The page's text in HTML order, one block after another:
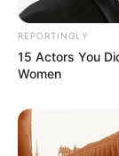
BUSCAR
DESTAQUES
REPORTINGLY
15 Actors You
Women